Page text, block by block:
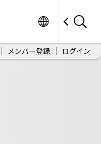
メンバー登録 ログイン